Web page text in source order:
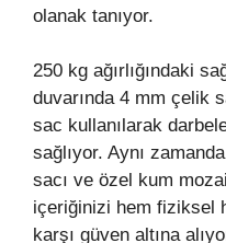
olanak tanıyor.
250 kg ağırlığındaki
duvarında 4 mm çelik
sac kullanılarak
sağlıyor. Aynı
sacı ve özel kum
içeriğinizi hem fiziksel
karşı güven altına